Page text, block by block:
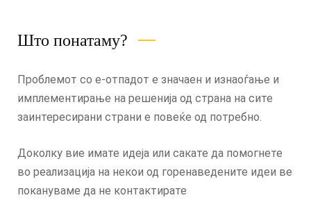
Што понатаму?
Проблемот со е-отпадот е значаен и изнаоѓање и
имплементирање на решенија од страна на сите
заинтересирани страни е повеќе од потребно.
Доколку вие имате идеја или сакате да помогнете
во реализација на некои од горенаведените идеи ве
покануваме да не контактирате